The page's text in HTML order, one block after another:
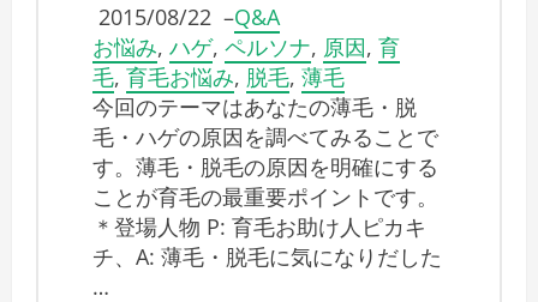
2015/08/22 –Q&A
お悩み, ハゲ, ペルソナ, 原因, 育
毛, 育毛お悩み, 脱毛, 薄毛
今回のテーマはあなたの薄毛・脱
毛・ハゲの原因を調べてみることで
す。薄毛・脱毛の原因を明確にする
ことが育毛の最重要ポイントです。
＊登場人物 P: 育毛お助け人ピカキ
チ、A: 薄毛・脱毛に気になりだした
…